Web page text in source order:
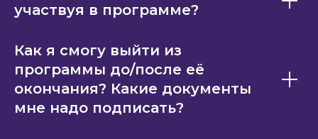
участвуя в программе?
Как я смогу выйти из
программы до/после её
окончания? Какие документы
мне надо подписать?